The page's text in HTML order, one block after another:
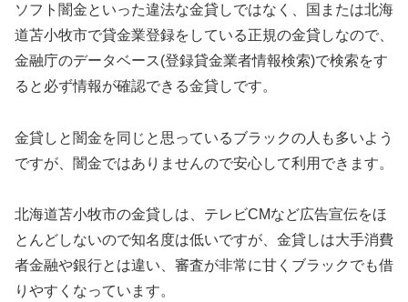
ソフト闇金といった違法な金貸しではなく、国または北海
道苫小牧市で貸金業登録をしている正規の金貸しなので、
金融庁のデータベース(登録貸金業者情報検索)で検索をす
ると必ず情報が確認できる金貸しです。
金貸しと闇金を同じと思っているブラックの人も多いよう
ですが、闇金ではありませんので安心して利用できます。
北海道苫小牧市の金貸しは、テレビCMなど広告宣伝をほ
とんどしないので知名度は低いですが、金貸しは大手消費
者金融や銀行とは違い、審査が非常に甘くブラックでも借
りやすくなっています。